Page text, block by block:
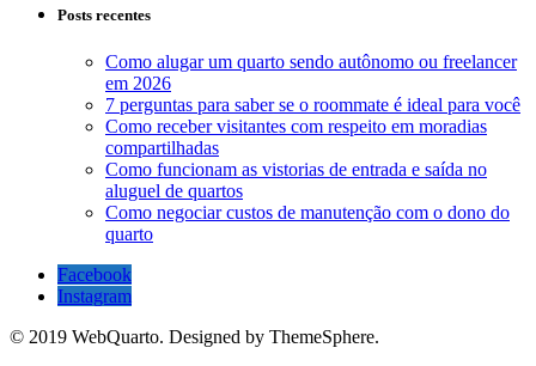
Posts recentes
Como alugar um quarto sendo autônomo ou freelancer
em 2026
7 perguntas para saber se o roommate é ideal para você
Como receber visitantes com respeito em moradias
compartilhadas
Como funcionam as vistorias de entrada e saída no
aluguel de quartos
Como negociar custos de manutenção com o dono do
quarto
Facebook
Instagram
© 2019 WebQuarto. Designed by ThemeSphere.